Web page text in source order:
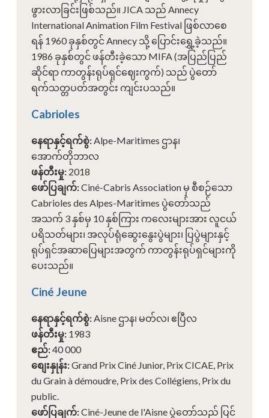
ဖွားလာခြင်းဖြစ်သည်။ JICA သည် Annecy
International Animation Film Festival ဖြစ်လာစေ
ရန် 1960 ခုနှစ်တွင် Annecy သို့ ပြောင်းရွှေ့ခဲ့သည်။
1986 ခုနှစ်တွင် ဖန်တီးခဲ့သော MIFA (အပြည်ပြည်
ဆိုင်ရာ ကာတွန်းရုပ်ရှင်ဈေးကွက်) သည် ပွဲတော်
ရက်သတ္တပတ်အတွင်း ကျင်းပသည်။
Cabrioles
နေရာနှင့်ရက်စွဲ: Alpe-Maritimes ဌာန၊
အောက်တိုဘာလ
ဖန်တီးမှု: 2018
ဖော်ပြချက်:Ciné-Cabris Association မှ စီစဉ်သော
Cabrioles des Alpes-Maritimes ပွဲတော်သည်
အသက် 3 နှစ်မှ 10 နှစ်ကြား ကလေးများအား လူငယ်
ပရိသတ်များ၊ အလုပ်ရုံဆွေးနွေးပွဲများ၊ ပြပွဲများနှင့်
ရုပ်ရှင်အဆာပြေများအတွက် ကာတွန်းရုပ်ရှင်များကို
ပေးသည်။
Ciné Jeune
နေရာနှင့်ရက်စွဲ: Aisne ဌာန၊ မတ်လ၊ ဧပြီလ
ဖန်တီးမှု: 1983
ဧည်:40 000
စျေးနှုန်း:Grand Prix Ciné Junior, Prix CICAE, Prix
du Grain à démoudre, Prix des Collégiens, Prix du
public.
ဖော်ပြချက်:Ciné-Jeune de l'Aisne ပွဲတော်သည် ပြင်